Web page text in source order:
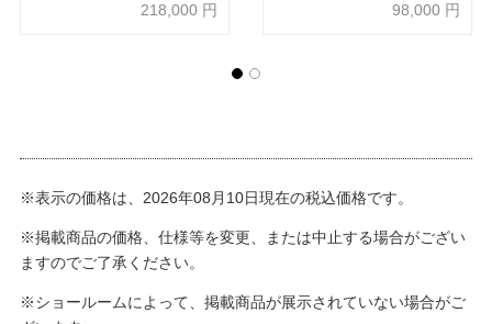
218,000 円 98,000 円
※表示の価格は、2026年08月10日現在の税込価格です。
※掲載商品の価格、仕様等を変更、または中止する場合がござい
ますのでご了承ください。
※ショールームによって、掲載商品が展示されていない場合がご